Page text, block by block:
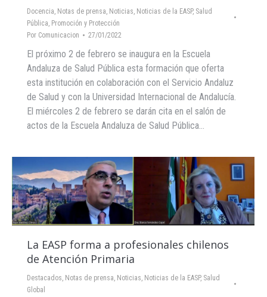
Docencia, Notas de prensa, Noticias, Noticias de la EASP, Salud
Pública, Promoción y Protección
Por Comunicacion 27/01/2022
El próximo 2 de febrero se inaugura en la Escuela
Andaluza de Salud Pública esta formación que oferta
esta institución en colaboración con el Servicio Andaluz
de Salud y con la Universidad Internacional de Andalucía.
El miércoles 2 de febrero se darán cita en el salón de
actos de la Escuela Andaluza de Salud Pública…
La EASP forma a profesionales chilenos
de Atención Primaria
Destacados, Notas de prensa, Noticias, Noticias de la EASP, Salud
Global